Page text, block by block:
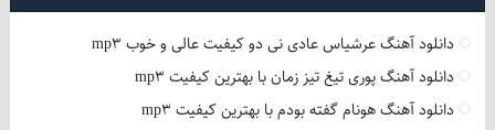
دانلود آهنگ عرشیاس عادی نی دو کیفیت عالی و خوب mp3
دانلود آهنگ پوری تیغ تیز زمان با بهترین کیفیت mp3
دانلود آهنگ هونام گفته بودم با بهترین کیفیت mp3